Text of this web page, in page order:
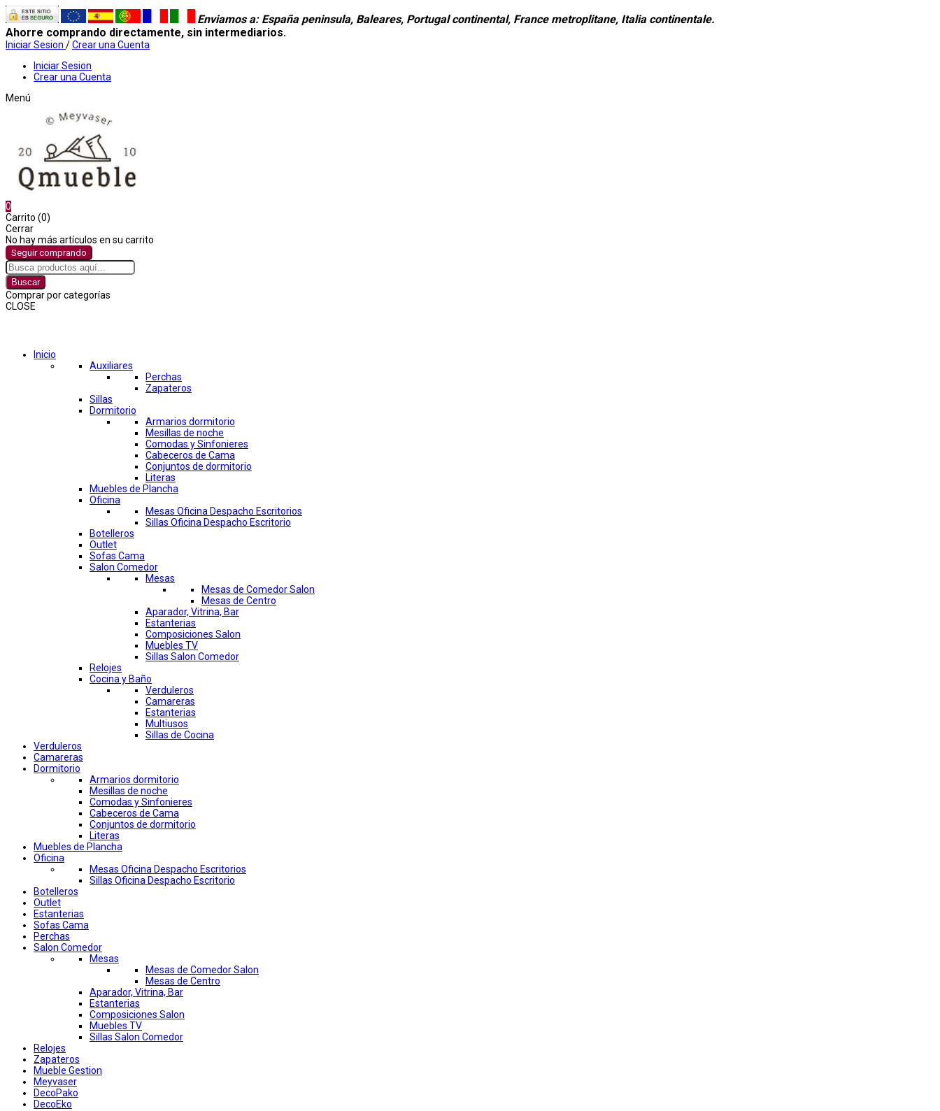
Enviamos a: España peninsula, Baleares, Portugal continental, France metroplitane, Italia continentale.
Ahorre comprando directamente, sin intermediarios.
Iniciar Sesion /Crear una Cuenta
Iniciar Sesion
Crear una Cuenta
Menú
0
Carrito (0)
Cerrar
No hay más artículos en su carrito
Seguir comprando
Buscar
Comprar por categorías
CLOSE
Inicio
Auxiliares
Perchas
Zapateros
Sillas
Dormitorio
Armarios dormitorio
Mesillas de noche
Comodas y Sinfonieres
Cabeceros de Cama
Conjuntos de dormitorio
Literas
Muebles de Plancha
Oficina
Mesas Oficina Despacho Escritorios
Sillas Oficina Despacho Escritorio
Botelleros
Outlet
Sofas Cama
Salon Comedor
Mesas
Mesas de Comedor Salon
Mesas de Centro
Aparador, Vitrina, Bar
Estanterias
Composiciones Salon
Muebles TV
Sillas Salon Comedor
Relojes
Cocina y Baño
Verduleros
Camareras
Estanterias
Multiusos
Sillas de Cocina
Verduleros
Camareras
Dormitorio
Armarios dormitorio
Mesillas de noche
Comodas y Sinfonieres
Cabeceros de Cama
Conjuntos de dormitorio
Literas
Muebles de Plancha
Oficina
Mesas Oficina Despacho Escritorios
Sillas Oficina Despacho Escritorio
Botelleros
Outlet
Estanterias
Sofas Cama
Perchas
Salon Comedor
Mesas
Mesas de Comedor Salon
Mesas de Centro
Aparador, Vitrina, Bar
Estanterias
Composiciones Salon
Muebles TV
Sillas Salon Comedor
Relojes
Zapateros
Mueble Gestion
Meyvaser
DecoPako
DecoEko